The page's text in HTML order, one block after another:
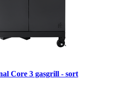
Core 3 gasgrill - sort